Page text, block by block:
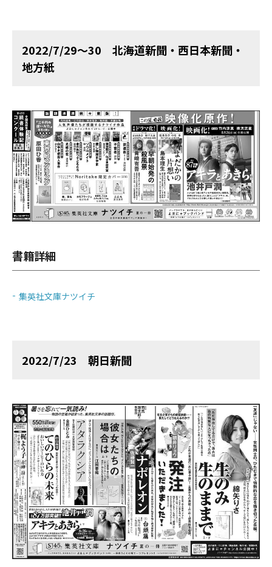
2022/7/29～30 北海道新聞・西日本新聞・
地方紙
書籍詳細
集英社文庫ナツイチ
2022/7/23 朝日新聞